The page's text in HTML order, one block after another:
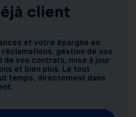
client
et votre épargne en
gestion de vos
de vos contrats, mise à jour
et bien plus. Le tout
temps, directement dans